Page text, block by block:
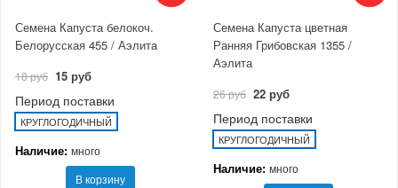
Семена Капуста белокоч.
Белорусская 455 / Аэлита
18 руб 15 руб
Период поставки
КРУГЛОГОДИЧНЫЙ
Наличие: много
В корзину
Семена Капуста цветная
Ранняя Грибовская 1355 /
Аэлита
26 руб 22 руб
Период поставки
КРУГЛОГОДИЧНЫЙ
Наличие: много